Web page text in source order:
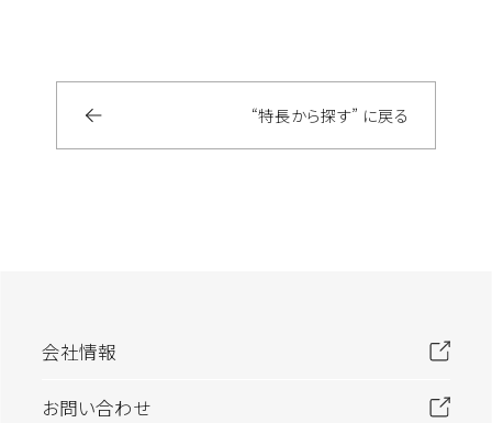
“特長から探す” に戻る
会社情報
お問い合わせ